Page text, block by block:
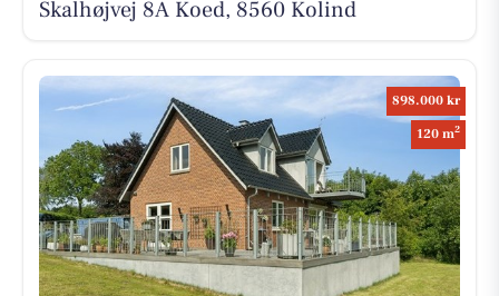
Skalhøjvej 8A Koed, 8560 Kolind
898.000 kr
120 m2